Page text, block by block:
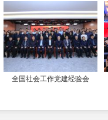
全国社会工作党建经验会